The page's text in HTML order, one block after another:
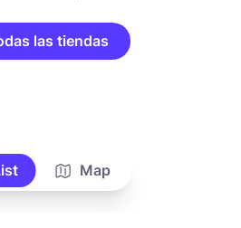
las tiendas
Map